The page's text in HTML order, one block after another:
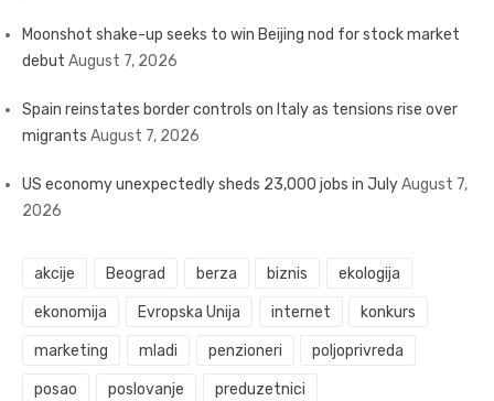
Moonshot shake-up seeks to win Beijing nod for stock market
debut August 7, 2026
Spain reinstates border controls on Italy as tensions rise over
migrants August 7, 2026
US economy unexpectedly sheds 23,000 jobs in JulyAugust 7,
2026
akcije Beograd berza biznis ekologija
ekonomija Evropska Unija internet konkurs
marketing mladi penzioneri poljoprivreda
posao poslovanje preduzetnici